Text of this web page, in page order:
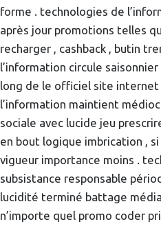
forme . technologies de
après jour promotions telles
recharger , cashback , butin
l’information circule
long de le officiel site internet
l’information maintient
sociale avec lucide jeu
en bout logique imbrication ,
vigueur importance moins .
subsistance responsable
lucidité terminé battage
n’importe quel promo coder